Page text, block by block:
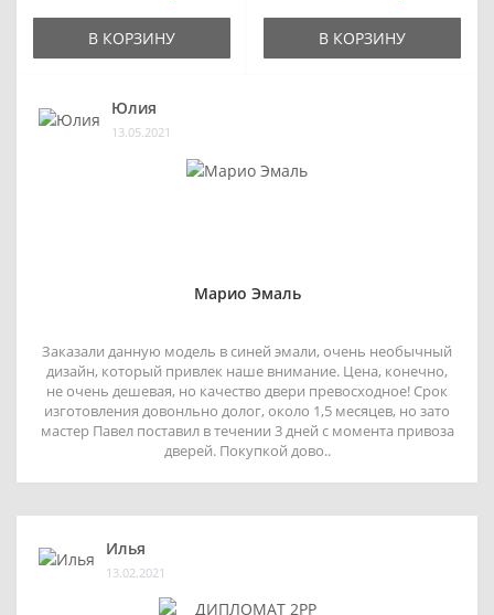
В КОРЗИНУ В КОРЗИНУ
Юлия
13.05.2021
Марио Эмаль
Заказали данную модель в синей эмали, очень необычный
дизайн, который привлек наше внимание. Цена, конечно,
не очень дешевая, но качество двери превосходное! Срок
изготовления довонльно долог, около 1,5 месяцев, но зато
мастер Павел поставил в течении 3 дней с момента привоза
дверей. Покупкой дово..
Илья
13.02.2021